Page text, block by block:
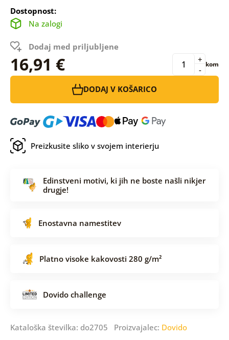
Dostopnost:
Na zalogi
Dodaj med priljubljene
16,91 € -
+ kom
DODAJ V KOŠARICO
Preizkusite sliko v svojem interierju
Edinstveni motivi, ki jih ne boste našli nikjer
drugje!
Enostavna namestitev
Platno visoke kakovosti 280 g/m²
Dovido challenge
Kataloška številka: do2705 Proizvajalec: Dovido